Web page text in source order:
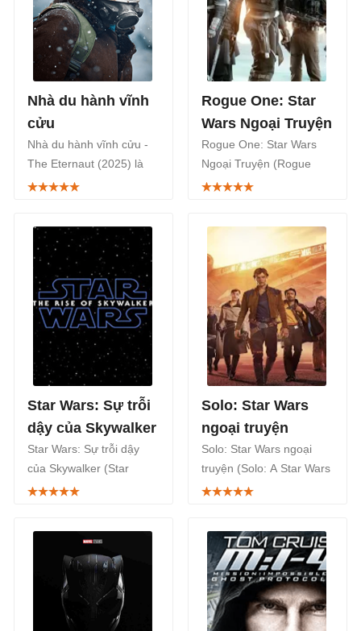
Nhà du hành vĩnh
cửu
Nhà du hành vĩnh cửu -
The Eternaut (2025) là
series phim phiêu lưu
trong thảm họa của
Argentina, phát sóng trên
Netflix ngày 30/4/2025.
Rogue One: Star
Wars Ngoại Truyện
Rogue One: Star Wars
Ngoại Truyện (Rogue
One: A Star Wars Story)
phát hành năm 2016
được đạo diễn bởi Gareth
Edwards.
Star Wars: Sự trỗi
dậy của Skywalker
Star Wars: Sự trỗi dậy
của Skywalker (Star
Wars: The Rise of
cuộc chiến của những
Solo: Star Wars
ngoại truyện
Solo: Star Wars ngoại
truyện (Solo: A Star Wars
Story) là phần phim tiền
loạt phim Star Wars.